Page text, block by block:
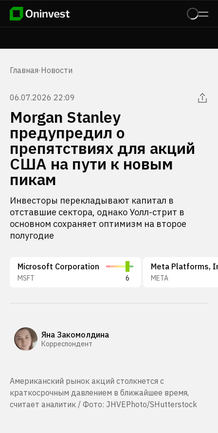
Главная·Новости
06.07.2026 22:09
Morgan Stanley
предупредил о
препятствиях для акций
США на пути к новым
пикам
Инвесторы перекладывают капитал в
отставшие сектора, однако Уолл-стрит в
основном сохраняет оптимизм на второе
полугодие
Microsoft Corporation
MSFT 6
Meta Platforms,
META
Яна Закомолдина
Корреспондент
Американский рынок акций столкнется с
краткосрочным давлением в ближайшее время,
считает аналитик / Фото: JHVEPhoto/SHutterstock